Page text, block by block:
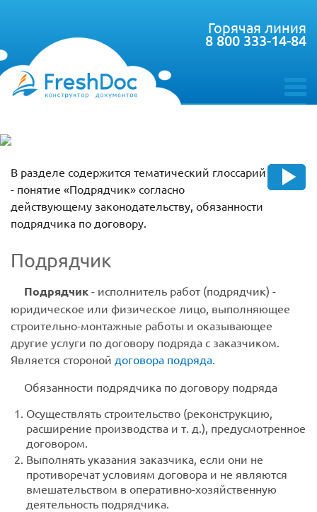
toggle
Горячая линия
8 800 333-14-84
В разделе содержится тематический глоссарий
- понятие «Подрядчик» согласно
действующему законодательству, обязанности
подрядчика по договору.
Подрядчик
Подрядчик- исполнитель работ (подрядчик) -
юридическое или физическое лицо, выполняющее
строительно-монтажные работы и оказывающее
другие услуги по договору подряда с заказчиком.
Является стороной договора подряда.
Обязанности подрядчика по договору подряда
Осуществлять строительство (реконструкцию,
расширение производства и т. д.), предусмотренное
договором.
Выполнять указания заказчика, если они не
противоречат условиям договора и не являются
вмешательством в оперативно-хозяйственную
деятельность подрядчика.